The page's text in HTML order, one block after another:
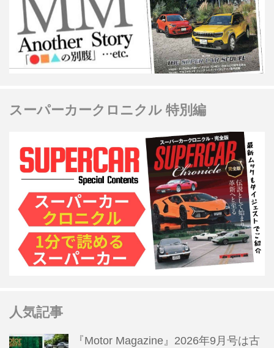
スーパーカークロニクル 特別編
人気記事
『Motor Magazine』2026年9月号は古